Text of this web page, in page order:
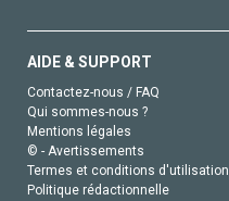
AIDE & SUPPORT
Contactez-nous / FAQ
Qui sommes-nous ?
Mentions légales
© - Avertissements
Termes et conditions d'utilisation
Politique rédactionnelle